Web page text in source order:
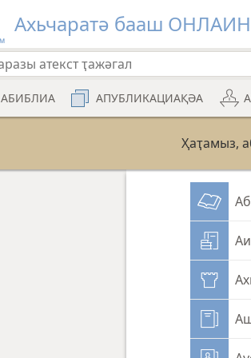
Ахьчаратә бааш
АБИБЛИА АПУБЛИКАЦИАҚӘА
Ҳаҭамыз,